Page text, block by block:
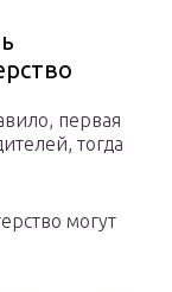
первая
тогда
могут